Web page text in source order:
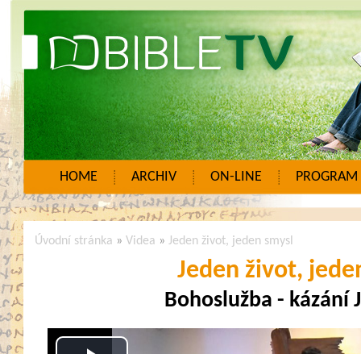
HOME ARCHIV ON-LINE PROGRAM
Úvodní stránka » Videa »Jeden život, jeden smysl
Jeden život,
Bohoslužba - kázání